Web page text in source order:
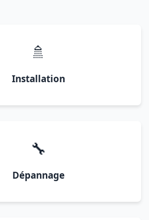
🚿
Installation
🔧
Dépannage